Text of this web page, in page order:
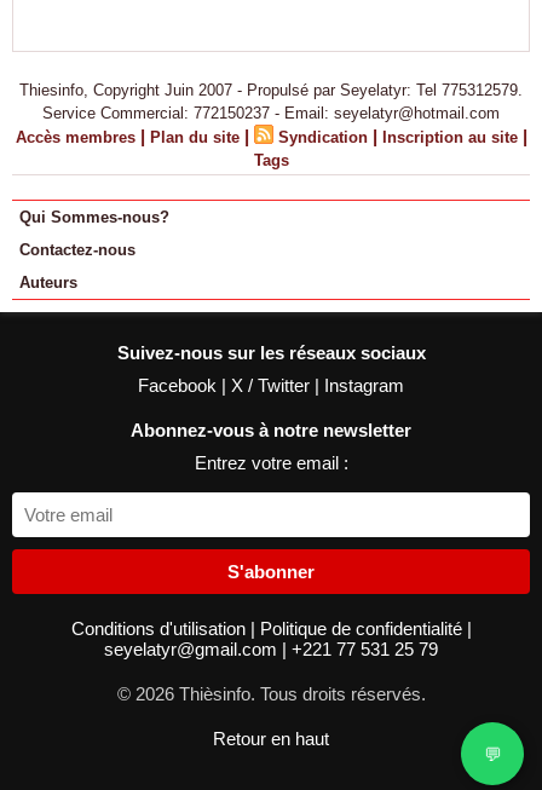
Thiesinfo, Copyright Juin 2007 - Propulsé par Seyelatyr: Tel 775312579.
Service Commercial: 772150237 - Email: seyelatyr@hotmail.com
Accès membres | Plan du site | Syndication | Inscription au site |
Tags
Qui Sommes-nous?
Contactez-nous
Auteurs
Suivez-nous sur les réseaux sociaux
Facebook | X / Twitter | Instagram
Abonnez-vous à notre newsletter
Entrez votre email :
S'abonner
Conditions d'utilisation | Politique de confidentialité |
seyelatyr@gmail.com | +221 77 531 25 79
© 2026 Thièsinfo. Tous droits réservés.
Retour en haut
💬